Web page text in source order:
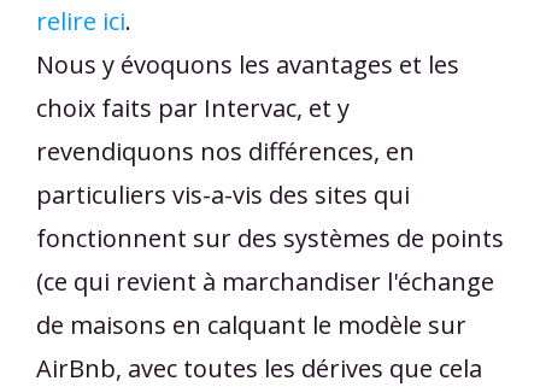
relire ici.
Nous y évoquons les avantages et les
choix faits par Intervac, et y
revendiquons nos différences, en
particuliers vis-a-vis des sites qui
fonctionnent sur des systèmes de points
(ce qui revient à marchandiser l'échange
de maisons en calquant le modèle sur
AirBnb, avec toutes les dérives que cela